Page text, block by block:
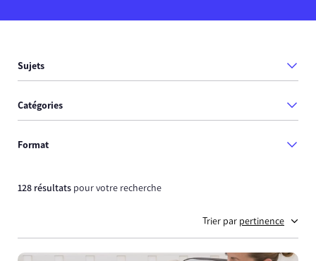
Sujets
Catégories
Format
128 résultats pour votre recherche
Trier par pertinence